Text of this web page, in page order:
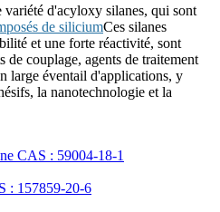
d'acyloxy silanes, qui sont
de siliciumCes silanes
et une forte réactivité, sont
de couplage, agents de traitement
large éventail d'applications, y
la nanotechnologie et la
CAS : 59004-18-1
: 157859-20-6